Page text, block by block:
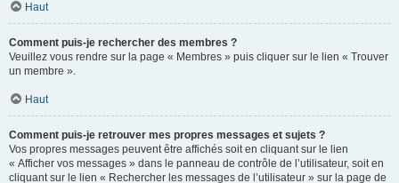
Haut
Comment puis-je rechercher des membres ?
Veuillez vous rendre sur la page « Membres » puis cliquer sur le lien « Trouver
un membre ».
Haut
Comment puis-je retrouver mes propres messages et sujets ?
Vos propres messages peuvent être affichés soit en cliquant sur le lien
« Afficher vos messages » dans le panneau de contrôle de l’utilisateur, soit en
cliquant sur le lien « Rechercher les messages de l’utilisateur » sur la page de